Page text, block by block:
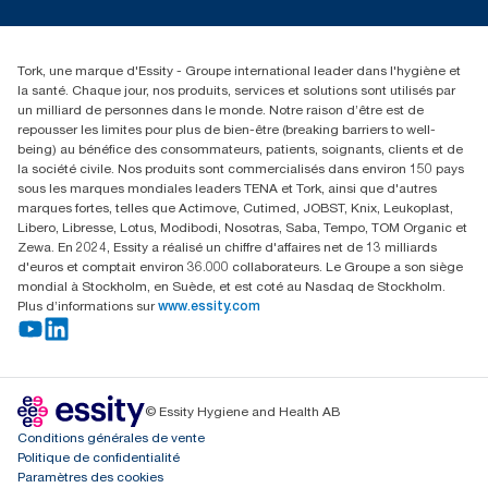
Reclamation pour distributeurs
+41 (0)848/810152
Essity Switzerland AG
Parkstraße 1b
6214 Schenkon
Lundi-jeudi 8:00-16:30 | Vendredi 8:00-15:00
GLN: 7609999000928
Tork, une marque d'Essity - Groupe international leader dans l'hygiène et
la santé. Chaque jour, nos produits, services et solutions sont utilisés par
un milliard de personnes dans le monde. Notre raison d’être est de
repousser les limites pour plus de bien-être (breaking barriers to well-
being) au bénéfice des consommateurs, patients, soignants, clients et de
la société civile. Nos produits sont commercialisés dans environ 150 pays
sous les marques mondiales leaders TENA et Tork, ainsi que d'autres
marques fortes, telles que Actimove, Cutimed, JOBST, Knix, Leukoplast,
Libero, Libresse, Lotus, Modibodi, Nosotras, Saba, Tempo, TOM Organic et
Zewa. En 2024, Essity a réalisé un chiffre d'affaires net de 13 milliards
d'euros et comptait environ 36.000 collaborateurs. Le Groupe a son siège
mondial à Stockholm, en Suède, et est coté au Nasdaq de Stockholm.
Plus d’informations sur www.essity.com
© Essity Hygiene and Health AB
Conditions générales de vente
Politique de confidentialité
Paramètres des cookies